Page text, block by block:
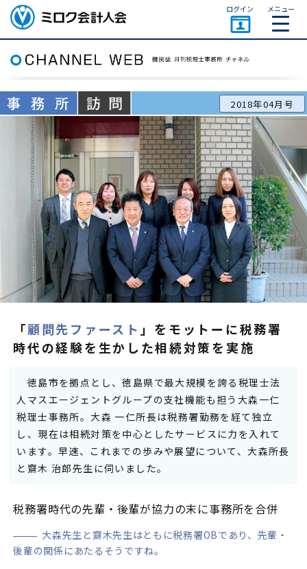
ミロク会計人会 MIROKU
ACCOUNTING PERSON
ASSOCIATION
ログイン メニュー
2018年04月号
「顧問先ファースト 」をモットーに税務署
時代の経験を生かした相続対策を実施
徳島市を拠点とし、徳島県で最大規模を誇る税理士法
人マスエージェントグループの支社機能も担う大森一仁
税理士事務所。大森 一仁所長は税務署勤務を経て独立
し、現在は相続対策を中心としたサービスに力を入れて
います。早速、これまでの歩みや展望について、大森所長
と齋木 治郎先生に伺いました。
税務署時代の先輩・後輩が協力の末に事務所を合併
大森先生と齋木先生はともに税務署OBであり、先輩・
後輩の関係にあたるそうですね。